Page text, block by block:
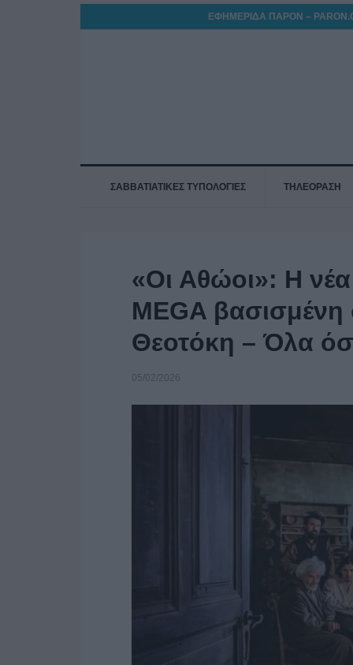
ΕΦΗΜΕΡΙΔΑ ΠΑΡΟΝ –
ΣΑΒΒΑΤΙΑΤΙΚΕΣ ΤΥΠΟΛΟΓΙΕΣ ΤΗΛΕΟΡΑΣΗ
«Οι Αθώοι»: Η
MEGA βασισμένη
Θεοτόκη – Όλα
05/02/2026